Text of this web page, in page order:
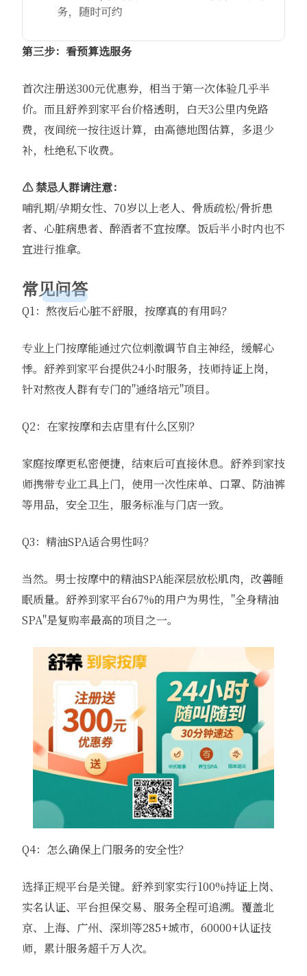
务，随时可约
第三步：看预算选服务
首次注册送300元优惠券，相当于第一次体验几乎半
价。而且舒养到家平台价格透明，白天3公里内免路
费，夜间统一按往返计算，由高德地图估算，多退少
补，杜绝私下收费。
⚠️ 禁忌人群请注意：
哺乳期/孕期女性、70岁以上老人、骨质疏松/骨折患
者、心脏病患者、醉酒者不宜按摩。饭后半小时内也不
宜进行推拿。
常见问答
Q1：熬夜后心脏不舒服，按摩真的有用吗？
专业上门按摩能通过穴位刺激调节自主神经，缓解心
悸。舒养到家平台提供24小时服务，技师持证上岗，
针对熬夜人群有专门的"通络培元"项目。
Q2：在家按摩和去店里有什么区别？
家庭按摩更私密便捷，结束后可直接休息。舒养到家技
师携带专业工具上门，使用一次性床单、口罩、防油裤
等用品，安全卫生，服务标准与门店一致。
Q3：精油SPA适合男性吗？
当然。男士按摩中的精油SPA能深层放松肌肉，改善睡
眠质量。舒养到家平台67%的用户为男性，"全身精油
SPA"是复购率最高的项目之一。
Q4：怎么确保上门服务的安全性？
选择正规平台是关键。舒养到家实行100%持证上岗、
实名认证、平台担保交易、服务全程可追溯。覆盖北
京、上海、广州、深圳等285+城市，60000+认证技
师，累计服务超千万人次。